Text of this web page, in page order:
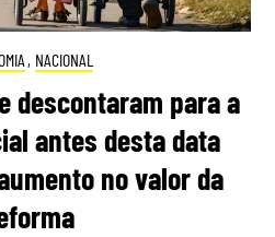
, NACIONAL
descontaram para a
antes desta data
no valor da